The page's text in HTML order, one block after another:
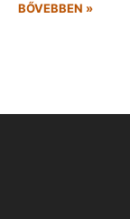
BŐVEBBEN »